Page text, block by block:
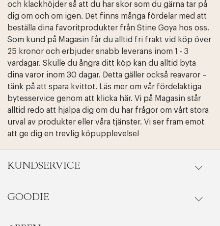
och klackhöjder så att du har skor som du gärna tar på
dig om och om igen. Det finns många fördelar med att
beställa dina favoritprodukter från Stine Goya hos oss.
Som kund på Magasin får du alltid fri frakt vid köp över
25 kronor och erbjuder snabb leverans inom 1 - 3
vardagar. Skulle du ångra ditt köp kan du alltid byta
dina varor inom 30 dagar. Detta gäller också reavaror –
tänk på att spara kvittot. Läs mer om vår fördelaktiga
bytesservice genom att klicka här. Vi på Magasin står
alltid redo att hjälpa dig om du har frågor om vårt stora
urval av produkter eller våra tjänster. Vi ser fram emot
att ge dig en trevlig köpupplevelse!
KUNDSERVICE
Onlineköp
GOODIE
Edit cookies
Stäng